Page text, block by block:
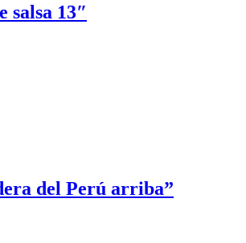
salsa 13″
del Perú arriba”